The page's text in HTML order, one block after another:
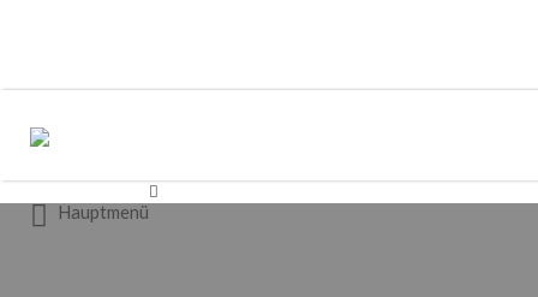
por:
Hauptmenü